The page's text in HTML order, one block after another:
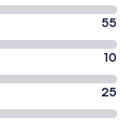
55
10
25